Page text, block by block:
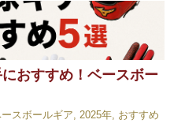
におすすめ！ベースボー
スボールギア, 2025年, おすすめ